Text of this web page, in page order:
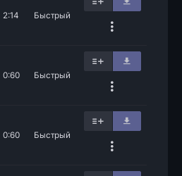
2:14 Быстрый
0:60 Быстрый
0:60 Быстрый